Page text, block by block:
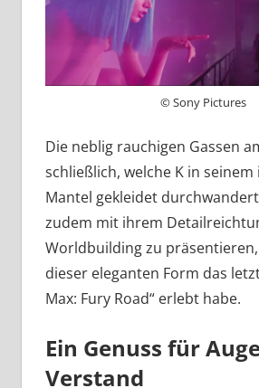
© Sony Pictures
Die neblig rauchigen Gassen
schließlich, welche K in seinem
Mantel gekleidet
zudem mit ihrem
Worldbuilding zu
dieser eleganten Form das
Max: Fury Road“ erlebt habe.
Ein Genuss für
Verstand